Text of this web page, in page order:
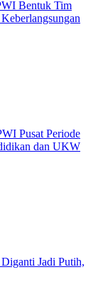
Bentuk Tim
Pusat Periode
dan UKW
Jadi Putih,